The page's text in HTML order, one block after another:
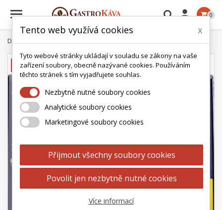
 0
Domů
AKCE
Tento web využívá cookies x
Tyto webové stránky ukládají v souladu se zákony na vaše
zařízení soubory, obecně nazývané cookies. Používáním
těchto stránek s tím vyjadřujete souhlas.
Nezbytně nutné soubory cookies
Analytické soubory cookies
Marketingové soubory cookies
Přijmout všechny soubory cookies
Povolit jen nezbytně nutné cookies
Více informací